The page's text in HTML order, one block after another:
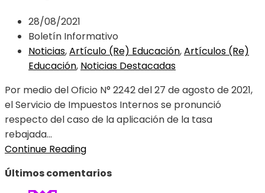
28/08/2021
Boletín Informativo
Noticias,Artículo (Re) Educación,Artículos (Re)
Educación, Noticias Destacadas
Por medio del Oficio N° 2242 del 27 de agosto de 2021,
el Servicio de Impuestos Internos se pronunció
respecto del caso de la aplicación de la tasa
rebajada...
Continue Reading
Últimos comentarios